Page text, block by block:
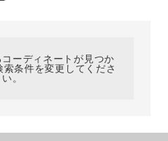
ーディネートが見つか
索条件を変更してくださ
い。